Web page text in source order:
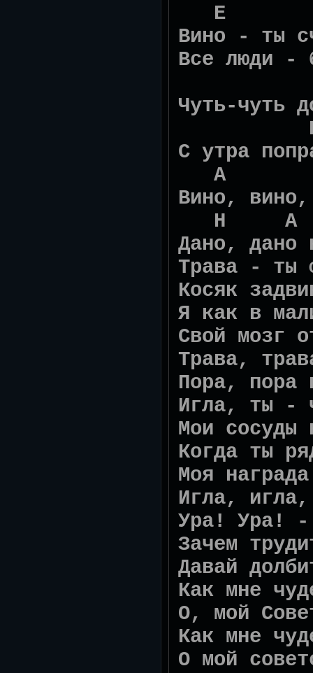
E
Вино - ты
Все люди -
Чуть-чуть
С утра
Вино,
H
Дано, дано
Трава - ты
Косяк
Я как в
Свой мозг
Трава,
Пора, пора
Игла, ты -
Мои сосуды
Когда ты
Моя
Игла, игла,
Ура! Ура! -
Зачем
Давай
Как мне
О, мой
Как мне
О мой